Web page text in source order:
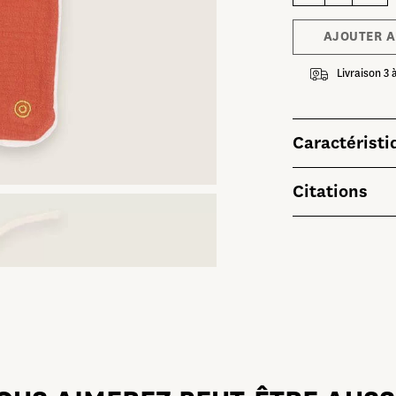
Bavoir
Petit
CyranoAJOUTER
Livraison 3
Citations